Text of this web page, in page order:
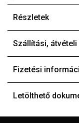
Részletek
Szállítási,
Fizetési
Letölthető